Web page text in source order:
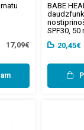
17,09€
BABE
SPF30, 50
20,45€